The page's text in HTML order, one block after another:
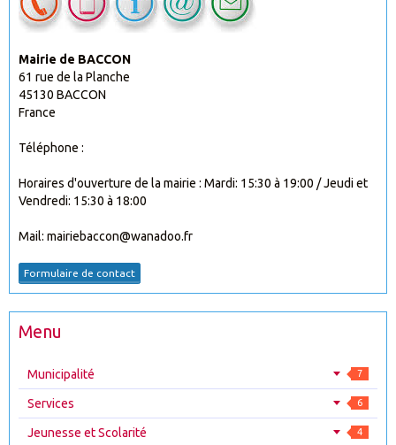
Mairie de BACCON
61 rue de la Planche
45130 BACCON
France
Téléphone :
Horaires d'ouverture de la mairie : Mardi: 15:30 à 19:00 / Jeudi et
Vendredi: 15:30 à 18:00
Mail: mairiebaccon@wanadoo.fr
Formulaire de contact
Menu
Municipalité 7
Services 6
Jeunesse et Scolarité 4